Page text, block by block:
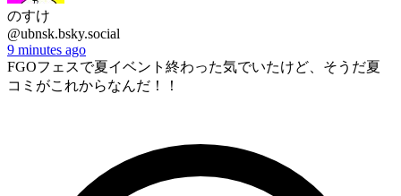
のすけ
@ubnsk.bsky.social
9 minutes ago
FGOフェスで夏イベント終わった気でいたけど、そうだ夏
コミがこれからなんだ！！